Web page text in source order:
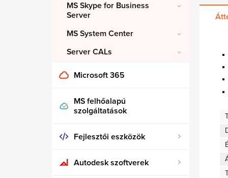
MS Skype for Business
Server
MS System Center
Server CALs
Microsoft 365
MS felhőalapú
szolgáltatások
Fejlesztői eszközök
Autodesk szoftverek